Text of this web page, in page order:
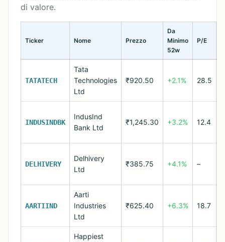
di valore.
Ticker Nome Prezzo
Da
Minimo
52w
P/E
TATATECH
Tata
Technologies
Ltd
₹920.50 +2.1% 28.5
INDUSINDBK
IndusInd
Bank Ltd
₹1,245.30 +3.2% 12.4
DELHIVERY
Delhivery
Ltd
₹385.75 +4.1% –
AARTIIND
Aarti
Industries
Ltd
₹625.40 +6.3% 18.7
Happiest